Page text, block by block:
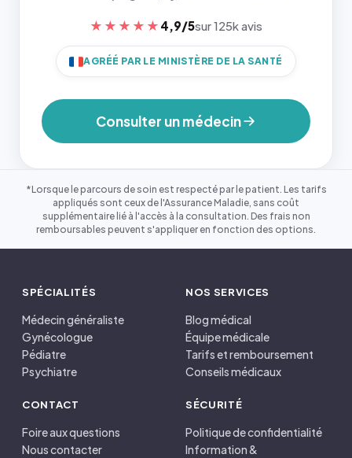
★★★★★ 4,9/5sur 125k avis
AGRÉÉ PAR LE MINISTÈRE DE LA SANTÉ
Consulter un médecin
*Lorsque le parcours de soin est respecté par le patient. Les tarifs
appliqués sont ceux de l'Assurance Maladie, sans coût
supplémentaire lié à l'accès à la consultation. Des frais non
remboursables peuvent s'appliquer en fonction des options.
SPÉCIALITÉS
Médecin généraliste
Gynécologue
Pédiatre
Psychiatre
NOS SERVICES
Blog médical
Équipe médicale
Tarifs et remboursement
Conseils médicaux
CONTACT
Foire aux questions
Nous contacter
SÉCURITÉ
Politique de confidentialité
Information &